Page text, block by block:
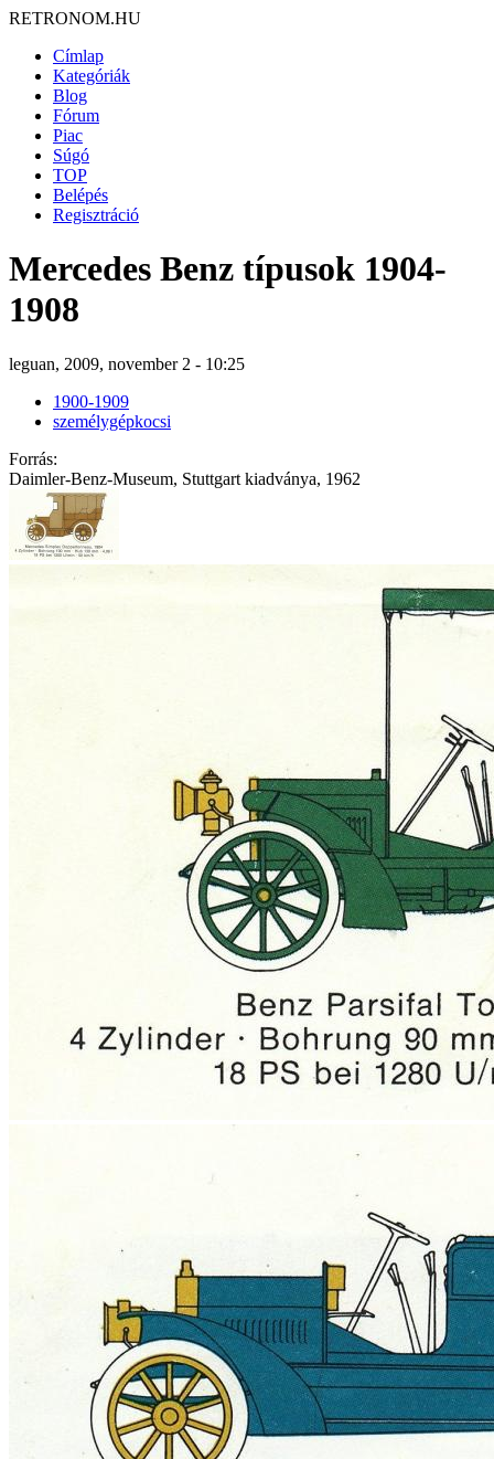
RETRONOM.HU
Címlap
Kategóriák
Blog
Fórum
Piac
Súgó
TOP
Belépés
Regisztráció
Mercedes Benz típusok 1904-
1908
leguan, 2009, november 2 - 10:25
1900-1909
személygépkocsi
Forrás:
Daimler-Benz-Museum, Stuttgart kiadványa, 1962